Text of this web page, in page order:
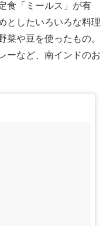
食「ミールス」が有
としたいろいろな料理
菜や豆を使ったもの。
ーなど、南インドのお